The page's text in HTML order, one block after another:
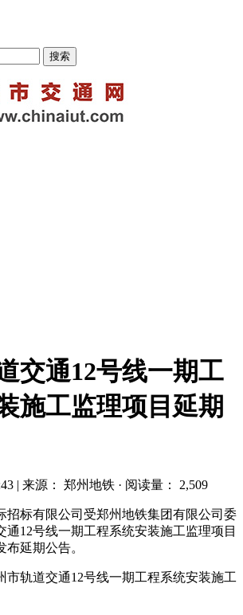
交通12号线一期工
施工监理项目延期
| 来源： 郑州地铁 · 阅读量： 2,509
招标有限公司受郑州地铁集团有限公司委
通12号线一期工程系统安装施工监理项目
延期公告。
市轨道交通12号线一期工程系统安装施工